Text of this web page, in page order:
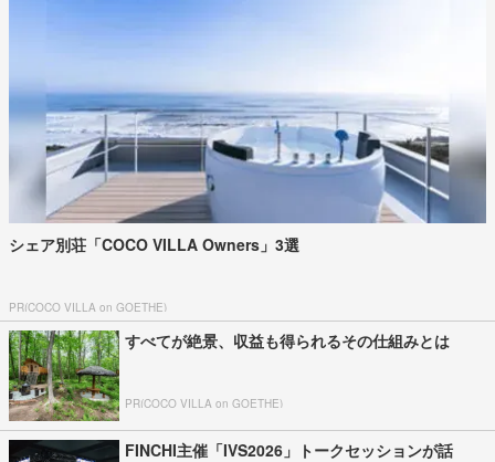
シェア別荘「COCO VILLA Owners」3選
PR(COCO VILLA on GOETHE)
すべてが絶景、収益も得られるその仕組みとは
PR(COCO VILLA on GOETHE)
FINCHI主催「IVS2026」トークセッションが話